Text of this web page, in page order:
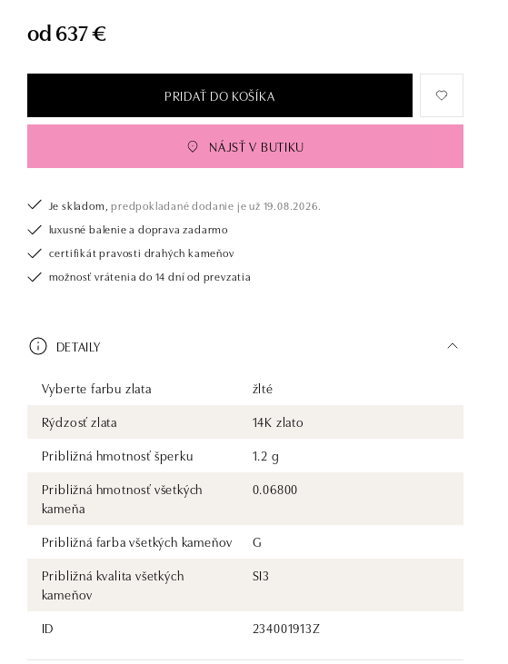
od 637 €
PRIDAŤ DO KOŠÍKA
NÁJSŤ V BUTIKU
Je skladom, predpokladané dodanie je už 19.08.2026.
luxusné balenie a doprava zadarmo
certifikát pravosti drahých kameňov
možnosť vrátenia do 14 dní od prevzatia
DETAILY
Vyberte farbu zlata
žlté
Rýdzosť zlata
14K zlato
Približná hmotnosť šperku
1.2 g
Približná hmotnosť všetkých
kameňa
0.06800
Približná farba všetkých kameňov
G
Približná kvalita všetkých
kameňov
SI3
ID 234001913Z